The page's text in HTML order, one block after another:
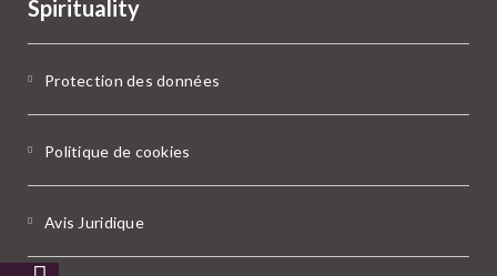
Spirituality
Protection des données
Politique de cookies
Avis Juridique